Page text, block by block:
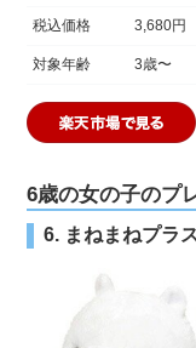
税込価格 3,680円
対象年齢 3歳〜
6歳の女の子のプ
6. まねまねプラ